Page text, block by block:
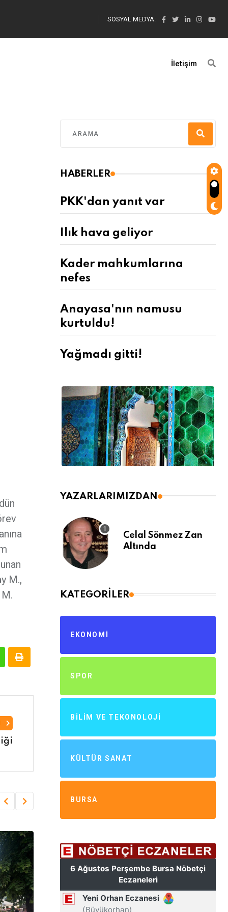
SOSYAL MEDYA:
İletişim
M.,
HABERLER
PKK'dan yanıt var
Ilık hava geliyor
Kader mahkumlarına
nefes
Anayasa'nın namusu
kurtuldu!
Yağmadı gitti!
YAZARLARIMIZDAN
Celal Sönmez Zan
Altında
KATEGORILER
EKONOMI
SPOR
BILIM VE TEKONOLOJI
KÜLTÜR SANAT
BURSA